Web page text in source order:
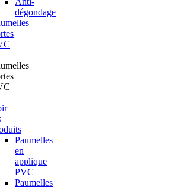
dégondage
Paumelles
en
applique
PVC
Paumelles